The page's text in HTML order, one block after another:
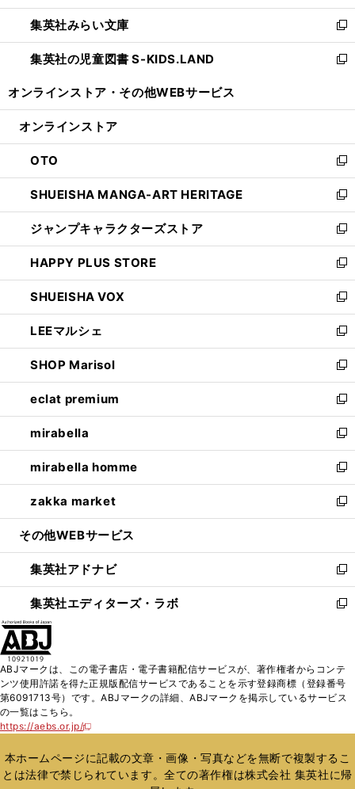
開
く
ウ
で
開
く
ン
ド
ウ
で
ウ
ィ
ン
ド
開
集英社みらい文庫
新
し
い
ン
ウ
で
開
く
集英社の児童図書 S-KIDS.LAND
新
ウ
ン
ド
ウ
で
開
く
オンラインストア・ その他WEBサービス
オンラインストア
OTO
新
し
い
ウ
ィ
ン
ド
ウ
で
開
く
SHUEISHA MANGA-ART HERITAGE
新
し
い
ウ
ィ
ン
ド
ウ
で
開
く
ジャンプキャラクターズストア
新
し
い
ウ
ィ
ン
ド
ウ
で
開
く
HAPPY PLUS STORE
新
し
い
ウ
ィ
ン
ド
ウ
で
開
く
SHUEISHA VOX
新
し
い
ウ
ィ
ン
ド
ウ
で
開
く
LEEマルシェ
新
し
い
ウ
ィ
ン
ド
ウ
で
開
く
SHOP Marisol
新
し
い
ウ
ィ
ン
ド
ウ
で
開
eclat premium
新
し
い
ウ
ィ
ン
ド
ウ
開
く
mirabella
新
し
い
ウ
ィ
ン
ウ
で
開
く
mirabella homme
新
し
い
ウ
ン
ド
ウ
で
zakka market
新
し
ウ
ィ
ン
ド
く
その他WEBサービス
集英社アドナビ
新
し
い
ド
ウ
で
集英社エディターズ・ラボ
新
ィ
ン
ド
開
く
ABJマークは、この電子書店・電子書籍配信サービスが、著作権者からコンテ
ンツ使用許諾を得た正規版配信サービスであることを示す登録商標（登録番号
第6091713号）です。ABJマークの詳細、ABJマークを掲示しているサービス
の一覧はこちら。
https://aebs.or.jp/
新
い
ウ
ィ
本ホームページに記載の文章・画像・写真などを無断で複製するこ
とは法律で禁じられています。全ての著作権は株式会社 集英社に帰